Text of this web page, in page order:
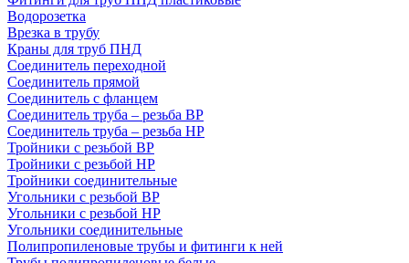
Водорозетка
Врезка в трубу
Краны для труб ПНД
Соединитель переходной
Соединитель прямой
Соединитель с фланцем
Соединитель труба – резьба ВР
Соединитель труба – резьба НР
Тройники с резьбой ВР
Тройники с резьбой НР
Тройники соединительные
Угольники с резьбой ВР
Угольники с резьбой НР
Угольники соединительные
Полипропиленовые трубы и фитинги к ней